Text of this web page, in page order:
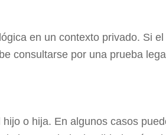
en un contexto privado. Si
consultarse por una prueba
o hija. En algunos casos